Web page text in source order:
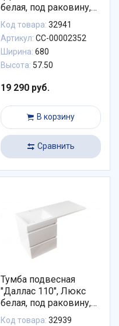
белая, под раковину,
PLUS, ЭМАЛЬ
Код товара: 32941
Артикул: СС-00002352
Ширина: 680
Высота: 57.50
19 290 руб.
В корзину
Сравнить
Тумба подвесная
"Даллас 110", Люкс
белая, под раковину,
PLUS, ЭМАЛЬ
Код товара: 32939